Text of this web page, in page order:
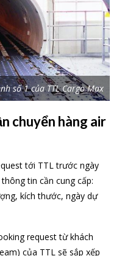
số 1 của TTL Cargo Max
chuyển hàng air
tới TTL trước ngày
tin cần cung cấp:
kích thước, ngày dự
request từ khách
của TTL sẽ sắp xếp